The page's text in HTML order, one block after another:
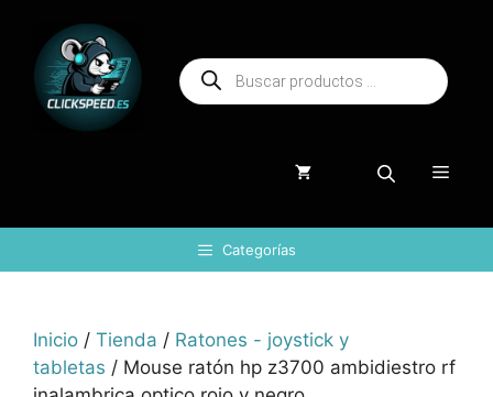
contenido
Búsqueda
de
productos
Menú
Categorías
Inicio / Tienda / Ratones - joystick y
tabletas / Mouse ratón hp z3700 ambidiestro rf